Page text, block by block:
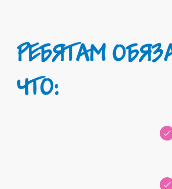
РЕБЯТАМ ОБЯЗАТЕЛЬНО ПОНРАВИТСЯ ВАШ СЮРПРИЗ, ПОТОМУ
ЧТО: